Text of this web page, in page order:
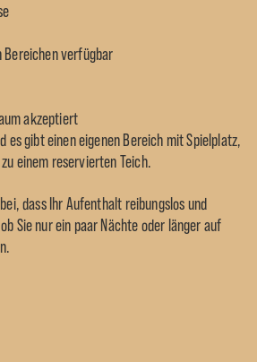
verfügbar
akzeptiert
es gibt einen eigenen Bereich mit Spielplatz,
einem reservierten Teich.
dass Ihr Aufenthalt reibungslos und
Sie nur ein paar Nächte oder länger auf